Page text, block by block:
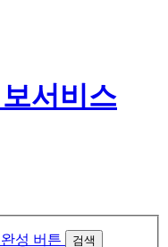
검색